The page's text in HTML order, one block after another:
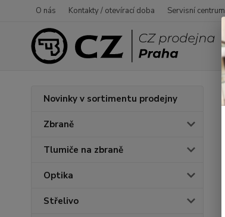
O nás Kontakty / otevírací doba Servisní centrum
Novinky v sortimentu prodejny
Zbraně
Tlumiče na zbraně
Optika
Střelivo